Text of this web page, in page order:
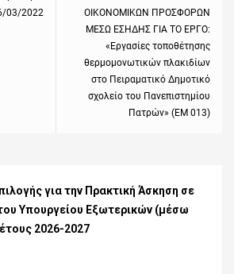
03/2022
post:ΟΙΚΟΝΟΜΙΚΩΝ ΠΡΟΣΦΟΡΩΝ
ΜΕΣΩ ΕΣΗΔΗΣ ΓΙΑ ΤΟ ΕΡΓΟ:
«Εργασίες τοποθέτησης
θερμομονωτικών πλακιδίων
στο Πειραματικό Δημοτικό
σχολείο του Πανεπιστημίου
Πατρών» (ΕΜ 013)
για την Πρακτική Άσκηση σε
Υπουργείου Εξωτερικών (μέσω
2026-2027